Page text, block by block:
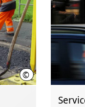
© Landeshauptstadt